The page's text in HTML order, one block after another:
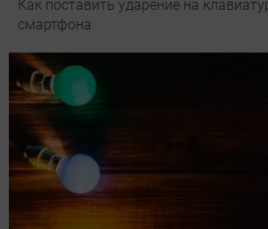
Как поставить ударение на
смартфона